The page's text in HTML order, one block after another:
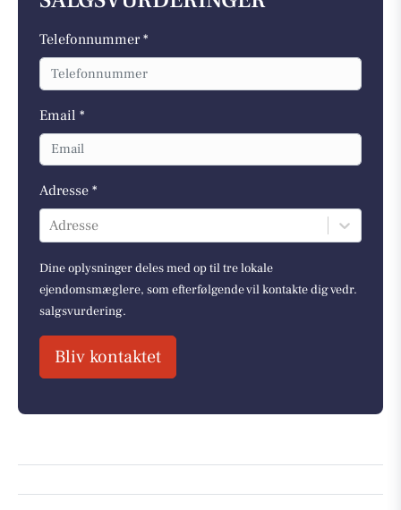
Telefonnummer *
Email *
Adresse *
Adresse
Dine oplysninger deles med op til tre lokale
ejendomsmæglere, som efterfølgende vil kontakte dig vedr.
salgsvurdering.
Bliv kontaktet